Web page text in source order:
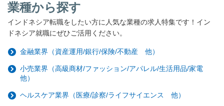
業種から探す
インドネシア転職をしたい方に人気な業種の求人特集です！イン
ドネシア就職にぜひご活用ください。
金融業界（資産運用/銀行/保険/不動産 他）
小売業界（高級商材/ファッション/アパレル/生活用品/家電
他）
ヘルスケア業界（医療/診察/ライフサイエンス 他）